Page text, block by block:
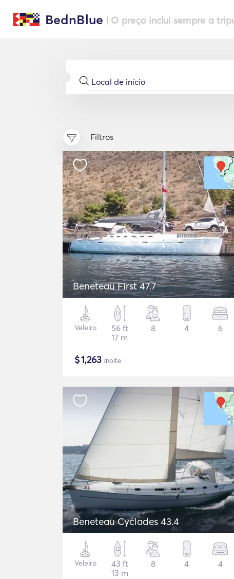
BednBlue | O preço inclui sempre a
Filtros
Beneteau First 47.7
Veleiro
56 ft
17 m
8 4 6
$1,263 /noite
Beneteau Cyclades 43.4
Veleiro
43 ft
13 m
8 4 4